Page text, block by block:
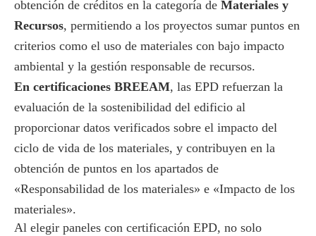
obtención de créditos en la categoría de Materiales y
Recursos, permitiendo a los proyectos sumar puntos en
criterios como el uso de materiales con bajo impacto
ambiental y la gestión responsable de recursos.
En certificaciones BREEAM, las EPD refuerzan la
evaluación de la sostenibilidad del edificio al
proporcionar datos verificados sobre el impacto del
ciclo de vida de los materiales, y contribuyen en la
obtención de puntos en los apartados de
«Responsabilidad de los materiales» e «Impacto de los
materiales».
Al elegir paneles con certificación EPD, no solo